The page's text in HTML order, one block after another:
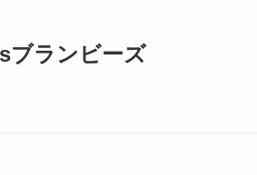
ブランビーズ